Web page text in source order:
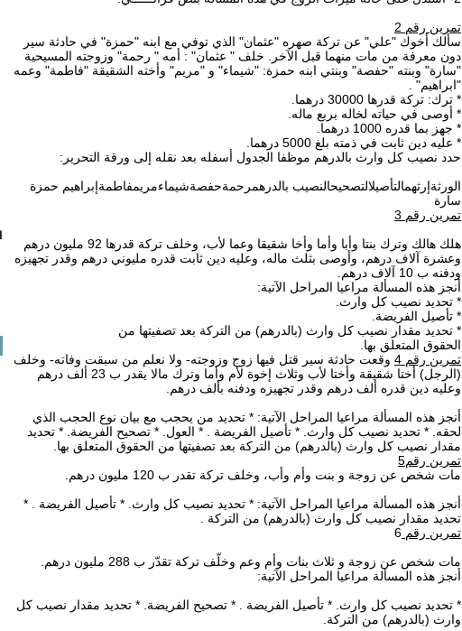
تمرين رقم 2
سألك أخوك "علي" عن تركة صهره "عثمان" الذي توفي مع ابنه "حمزة" في حادثة سير
دون معرفة من مات منهما قبل الآخر. خلف " عثمان" : أمه " رحمة" وزوجته المسيحية
"سارة" وبنته "حفصة" وبنتي ابنه حمزة: "شيماء" و "مريم" وأخته الشقيقة "فاطمة" وعمه
"ابراهيم" .
* ترك: تركة قدرها 30000 درهما.
* أوصى في حياته لخاله بربع ماله.
* جهز بما قدره 1000 درهما.
* عليه دين ثابت في ذمته بلغ 5000 درهما.
حدد نصيب كل وارث بالدرهم موظفا الجدول أسفله بعد نقله إلى ورقة التحرير:
الورثةإرثهمالتأصيلالتصحيحالنصيب بالدرهمرحمةحفصةشيماءمريمفاطمةإبراهيم حمزة
سارة
تمرين رقم 3
هلك هالك وترك بنتا وأبا وأما وأخا شقيقا وعما لأب، وخلف تركة قدرها 92 مليون درهم
وعشرة آلاف درهم، وأوصى بثلث ماله، وعليه دين ثابت قدره مليوني درهم وقدر تجهيزه
ودفنه ب 10 آلاف درهم.
أنجز هذه المسألة مراعيا المراحل الآتية:
* تحديد نصيب كل وارث.
* تأصيل الفريضة.
* تحديد مقدار نصيب كل وارث (بالدرهم) من التركة بعد تصفيتها من
الحقوق المتعلق بها.
تمرين رقم 4
وقعت حادثة سير قتل فيها زوج وزوجته- ولا نعلم من سبقت وفاته- وخلف
(الرجل) أختا شقيقة وأختا لأب وثلاث إخوة لأم وأما وترك مالا يقدر ب 23 ألف درهم
وعليه دين قدره ألف درهم وقدر تجهيزه ودفنه بألف درهم.
أنجز هذه المسألة مراعيا المراحل الآتية: * تحديد من يحجب مع بيان نوع الحجب الذي
لحقه. * تحديد نصيب كل وارث. * تأصيل الفريضة . * العول. * تصحيح الفريضة. * تحديد
مقدار نصيب كل وارث (بالدرهم) من التركة بعد تصفيتها من الحقوق المتعلق بها.
تمرين رقم5
مات شخص عن زوجة و بنت وأم وأب، وخلف تركة تقدر ب 120 مليون درهم.
أنجز هذه المسألة مراعيا المراحل الآتية: * تحديد نصيب كل وارث. * تأصيل الفريضة . *
تحديد مقدار نصيب كل وارث (بالدرهم) من التركة .
تمرين رقم 6
مات شخص عن زوجة و ثلاث بنات وأم وعم وخلّف تركة تقدّر ب 288 مليون درهم.
أنجز هذه المسألة مراعيا المراحل الآتية:
* تحديد نصيب كل وارث. * تأصيل الفريضة . * تصحيح الفريضة. * تحديد مقدار نصيب كل
وارث (بالدرهم) من التركة.